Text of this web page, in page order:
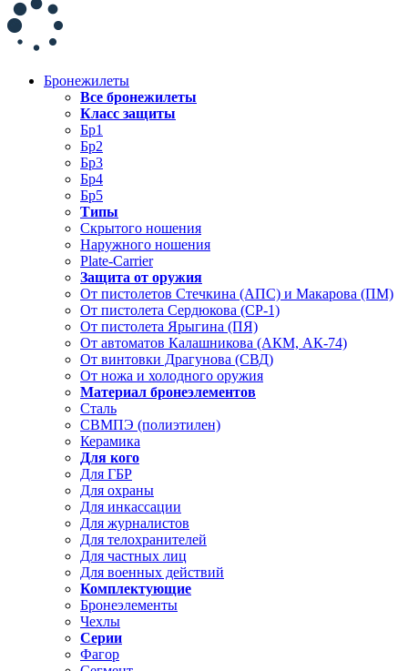
Бронежилеты
Все бронежилеты
Класс защиты
Бр1
Бр2
Бр3
Бр4
Бр5
Типы
Скрытого ношения
Наружного ношения
Plate-Carrier
Защита от оружия
От пистолетов Стечкина (АПС) и Макарова (ПМ)
От пистолета Сердюкова (СР-1)
От пистолета Ярыгина (ПЯ)
От автоматов Калашникова (АКМ, АК-74)
От винтовки Драгунова (СВД)
От ножа и холодного оружия
Материал бронеэлементов
Сталь
СВМПЭ (полиэтилен)
Керамика
Для кого
Для ГБР
Для охраны
Для инкассации
Для журналистов
Для телохранителей
Для частных лиц
Для военных действий
Комплектующие
Бронеэлементы
Чехлы
Серии
Фагор